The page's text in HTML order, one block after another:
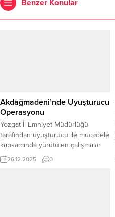
Benzer Konular
Akdağmadeni’nde Uyuşturucu
Operasyonu
Yozgat İl Emniyet Müdürlüğü
tarafından uyuşturucu ile mücadele
kapsamında yürütülen çalışmalar
kararlılıkla sürdürülüyor. Narkotik
Suçlarla Mücadele ekiplerince 24
26.12.2025 0